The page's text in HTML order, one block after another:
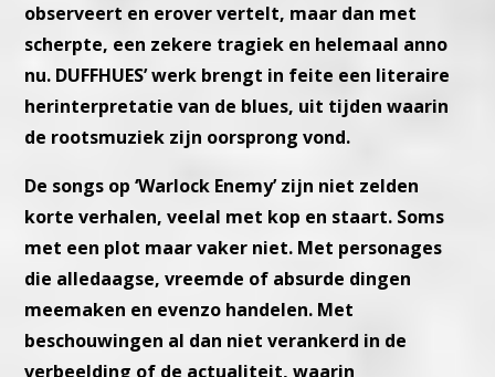
observeert en erover vertelt, maar dan met
scherpte, een zekere tragiek en helemaal anno
nu. DUFFHUES’ werk brengt in feite een literaire
herinterpretatie van de blues, uit tijden waarin
de rootsmuziek zijn oorsprong vond.
De songs op ‘Warlock Enemy’ zijn niet zelden
korte verhalen, veelal met kop en staart. Soms
met een plot maar vaker niet. Met personages
die alledaagse, vreemde of absurde dingen
meemaken en evenzo handelen. Met
beschouwingen al dan niet verankerd in de
verbeelding of de actualiteit, waarin